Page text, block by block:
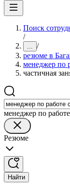
Поиск
/
... /
резюме в
менеджер по
частичная
менеджер по
Резюме
Найти